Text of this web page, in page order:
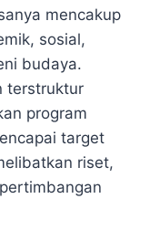
mencakup
sosial,
budaya.
terstruktur
program
target
riset,